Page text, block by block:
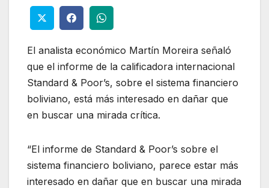
El analista económico Martín Moreira señaló
que el informe de la calificadora internacional
Standard & Poor’s, sobre el sistema financiero
boliviano, está más interesado en dañar que
en buscar una mirada crítica.
“El informe de Standard & Poor’s sobre el
sistema financiero boliviano, parece estar más
interesado en dañar que en buscar una mirada